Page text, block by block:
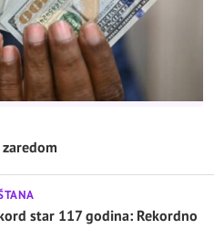
star 117 godina: Rekordno